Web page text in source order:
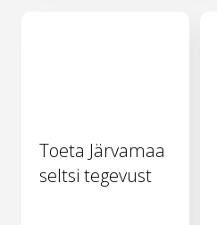
Toeta Järvamaa
seltsi tegevust